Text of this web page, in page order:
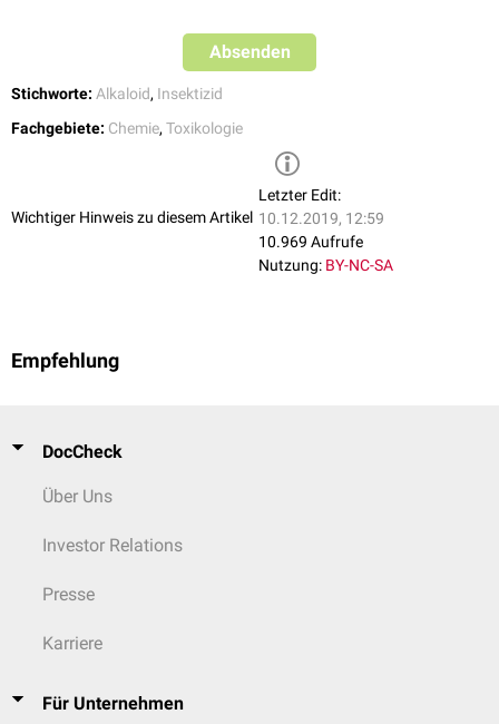
Absenden
Stichworte: Alkaloid, Insektizid
Fachgebiete: Chemie, Toxikologie
Wichtiger Hinweis zu diesem Artikel
Letzter Edit:
10.12.2019, 12:59
10.969 Aufrufe
Nutzung: BY-NC-SA
Empfehlung
DocCheck
Über Uns
Investor Relations
Presse
Karriere
Für Unternehmen